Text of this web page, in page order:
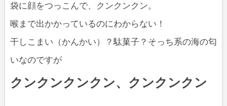
袋に顔をつっこんで、クンクンクン。
喉まで出かかっているのにわからない！
干しこまい（かんかい）？駄菓子？そっち系の海の匂
いなのですが
クンクンクンクン、クンクンクン